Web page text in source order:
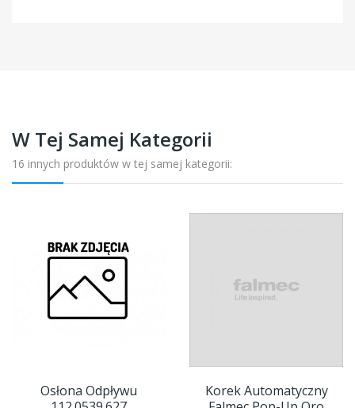
W Tej Samej Kategorii
16 innych produktów w tej samej kategorii:
Osłona Odpływu
Korek Automatyczny